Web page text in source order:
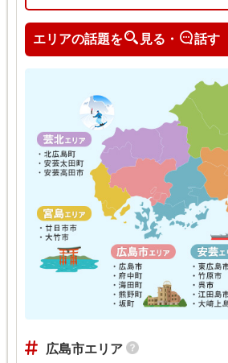
エリアの話題を 見る・ 話す
広島市エリア